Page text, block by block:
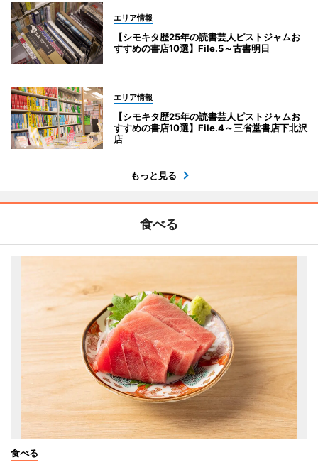
エリア情報
【シモキタ歴25年の読書芸人ピストジャムお
すすめの書店10選】File.5～古書明日
エリア情報
【シモキタ歴25年の読書芸人ピストジャムお
すすめの書店10選】File.4～三省堂書店下北沢
店
もっと見る
食べる
食べる